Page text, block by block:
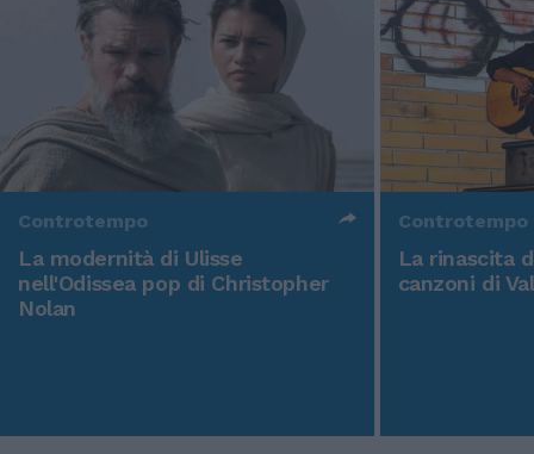
Controtempo
La modernità di Ulisse
nell'Odissea pop di Christopher
Nolan
Controtempo
La rinascita
canzoni di